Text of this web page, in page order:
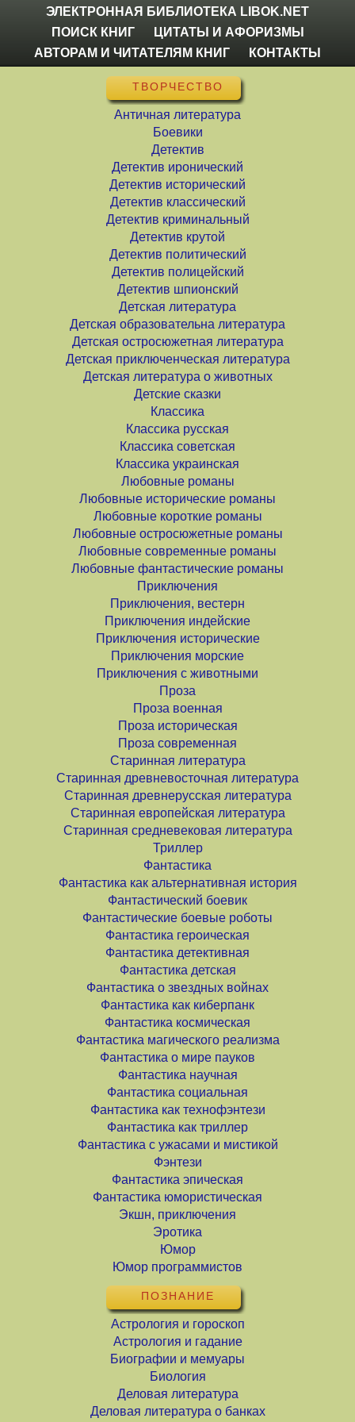
ЭЛЕКТРОННАЯ БИБЛИОТЕКА LIBOK.NET
ПОИСК КНИГ
ЦИТАТЫ И АФОРИЗМЫ
АВТОРАМ И ЧИТАТЕЛЯМ КНИГ
КОНТАКТЫ
ТВОРЧЕСТВО
Античная литература
Боевики
Детектив
Детектив иронический
Детектив исторический
Детектив классический
Детектив криминальный
Детектив крутой
Детектив политический
Детектив полицейский
Детектив шпионский
Детская литература
Детская образовательна литература
Детская остросюжетная литература
Детская приключенческая литература
Детская литература о животных
Детские сказки
Классика
Классика русская
Классика советская
Классика украинская
Любовные романы
Любовные исторические романы
Любовные короткие романы
Любовные остросюжетные романы
Любовные современные романы
Любовные фантастические романы
Приключения
Приключения, вестерн
Приключения индейские
Приключения исторические
Приключения морские
Приключения с животными
Проза
Проза военная
Проза историческая
Проза современная
Старинная литература
Старинная древневосточная литература
Старинная древнерусская литература
Старинная европейская литература
Старинная средневековая литература
Триллер
Фантастика
Фантастика как альтернативная история
Фантастический боевик
Фантастические боевые роботы
Фантастика героическая
Фантастика детективная
Фантастика детская
Фантастика о звездных войнах
Фантастика как киберпанк
Фантастика космическая
Фантастика магического реализма
Фантастика о мире пауков
Фантастика научная
Фантастика социальная
Фантастика как технофэнтези
Фантастика как триллер
Фантастика с ужасами и мистикой
Фэнтези
Фантастика эпическая
Фантастика юмористическая
Экшн, приключения
Эротика
Юмор
Юмор программистов
ПОЗНАНИЕ
Астрология и гороскоп
Астрология и гадание
Биографии и мемуары
Биология
Деловая литература
Деловая литература о банках